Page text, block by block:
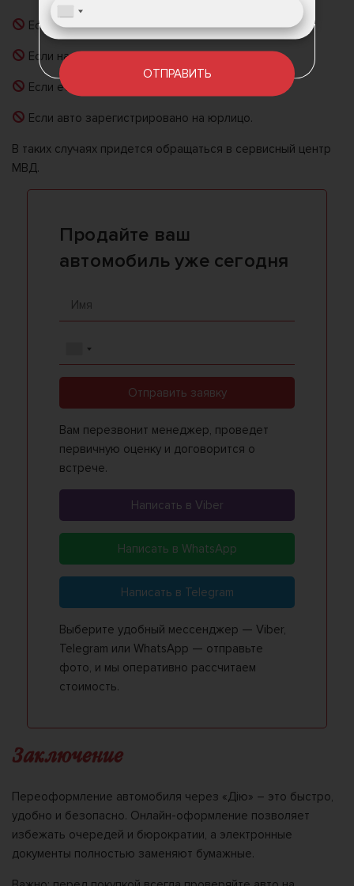
Если авто в кредите или в залоге.
Если на машину наложен арест.
Если есть неоплаченные штрафы у владельца.
Если авто зарегистрировано на юрлицо.
В таких случаях придется обращаться в сервисный центр
МВД.
Продайте ваш
автомобиль уже сегодня
Отправить заявку
Вам перезвонит менеджер, проведет
первичную оценку и договорится о
встрече.
Написать в Viber
Написать в WhatsApp
Написать в Telegram
Выберите удобный мессенджер — Viber,
Telegram или WhatsApp — отправьте
фото, и мы оперативно рассчитаем
стоимость.
Заключение
Переоформление автомобиля через «Дію» – это быстро,
удобно и безопасно. Онлайн-оформление позволяет
избежать очередей и бюрократии, а электронные
документы полностью заменяют бумажные.
ОТПРАВИТЬ